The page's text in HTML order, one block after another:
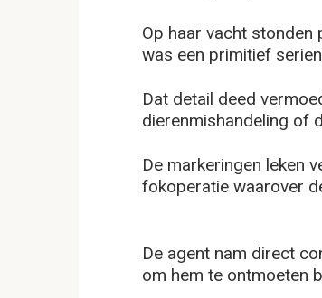
Op haar vacht stonden
was een primitief
Dat detail deed
dierenmishandeling of
De markeringen leken
fokoperatie waarover
De agent nam direct
om hem te ontmoeten